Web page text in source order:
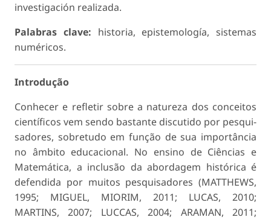
investigación realizada.
Palabras clave: historia, epistemología, sistemas
numéricos.
Introdução
Conhecer e refletir sobre a natureza dos conceitos
científicos vem sendo bastante discutido por pesqui­
sadores, sobretudo em função de sua importância
no âmbito educacional. No ensino de Ciências e
Matemática, a inclusão da abordagem histórica é
defendida por muitos pesquisadores (MATTHEWS,
1995; MIGUEL, MIORIM, 2011; LUCAS, 2010;
MARTINS, 2007; LUCCAS, 2004; ARAMAN, 2011;